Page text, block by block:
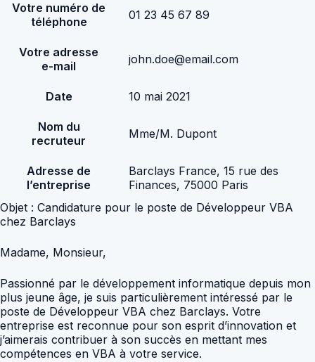
Votre numéro de
téléphone
01 23 45 67 89
Votre adresse
e-mail
john.doe@email.com
Date 10 mai 2021
Nom du
recruteur
Mme/M. Dupont
Adresse de
l’entreprise
Barclays France, 15 rue des
Finances, 75000 Paris
Objet : Candidature pour le poste de Développeur VBA
chez Barclays
Madame, Monsieur,
Passionné par le développement informatique depuis mon
plus jeune âge, je suis particulièrement intéressé par le
poste de Développeur VBA chez Barclays. Votre
entreprise est reconnue pour son esprit d’innovation et
j’aimerais contribuer à son succès en mettant mes
compétences en VBA à votre service.